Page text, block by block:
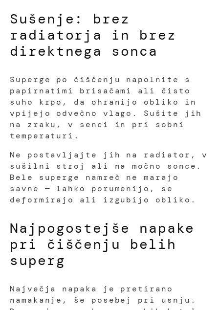
Sušenje: brez
radiatorja in brez
direktnega sonca
Superge po čiščenju napolnite s
papirnatimi brisačami ali čisto
suho krpo, da ohranijo obliko in
vpijejo odvečno vlago. Sušite jih
na zraku, v senci in pri sobni
temperaturi.
Ne postavljajte jih na radiator, v
sušilni stroj ali na močno sonce.
Bele superge namreč ne marajo
savne — lahko porumenijo, se
deformirajo ali izgubijo obliko.
Najpogostejše napake
pri čiščenju belih
superg
Največja napaka je pretirano
namakanje, še posebej pri usnju.